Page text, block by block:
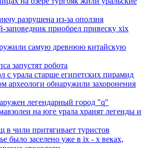
разрушена из-за оползня
заповедник приобрел привеску xix
самую древнюю китайскую
запустят робота
с урала старше египетских пирамид
археологи обнаружили захоронения
легендарный город "q"
на юге урала хранят легенды и
в чили притягивает туристов
было заселено уже в ix - x веках,